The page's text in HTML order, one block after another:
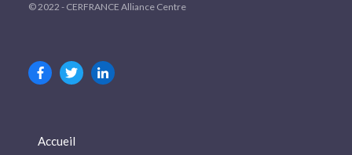
© 2022 - CERFRANCE Alliance Centre
Accueil